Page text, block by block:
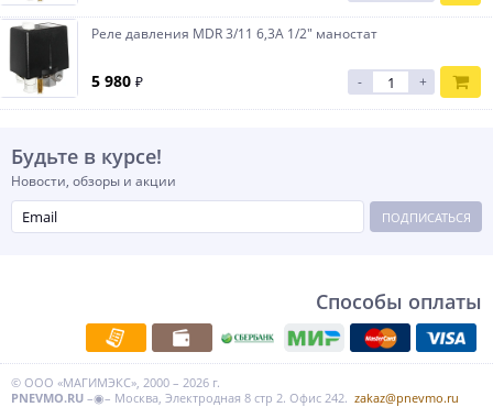
Реле давления MDR 3/11 6,3А 1/2" маностат
5 980 ₽ - +
Будьте в курсе!
Новости, обзоры и акции
ПОДПИСАТЬСЯ
Способы оплаты
© ООО «МАГИМЭКС», 2000 – 2026 г.
PNEVMO.RU –◉– Москва, Электродная 8 стр 2. Офис 242. zakaz@pnevmo.ru